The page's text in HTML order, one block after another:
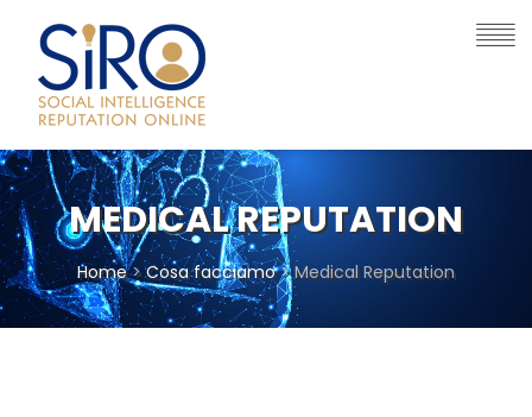
MEDICAL REPUTATION
Home>Cosa facciamo> Medical Reputation